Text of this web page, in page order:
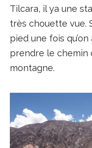
Tilcara, il ya une
très chouette vue.
pied une fois
prendre le chemin
montagne.